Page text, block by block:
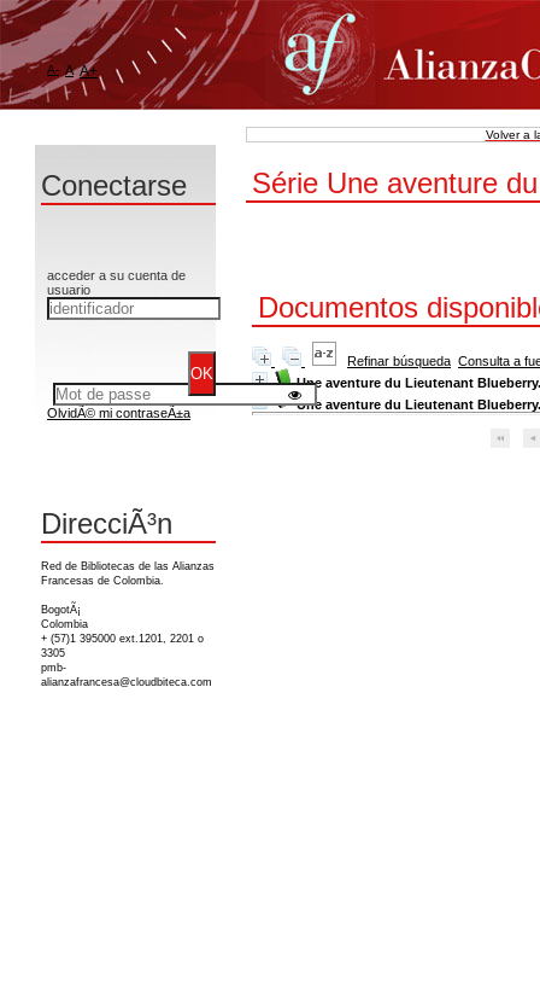
Volver a
Série Une aventure
Documentos
Refinar búsqueda Consulta a
Une aventure du Lieutenant
Une aventure du Lieutenant
A- A A+
Conectarse
acceder a su cuenta de
usuario
OlvidÃ© mi contraseÃ±a
DirecciÃ³n
Red de Bibliotecas de las Alianzas
Francesas de Colombia.
BogotÃ¡
Colombia
+ (57)1 395000 ext.1201, 2201 o
3305
pmb-
alianzafrancesa@cloudbiteca.com